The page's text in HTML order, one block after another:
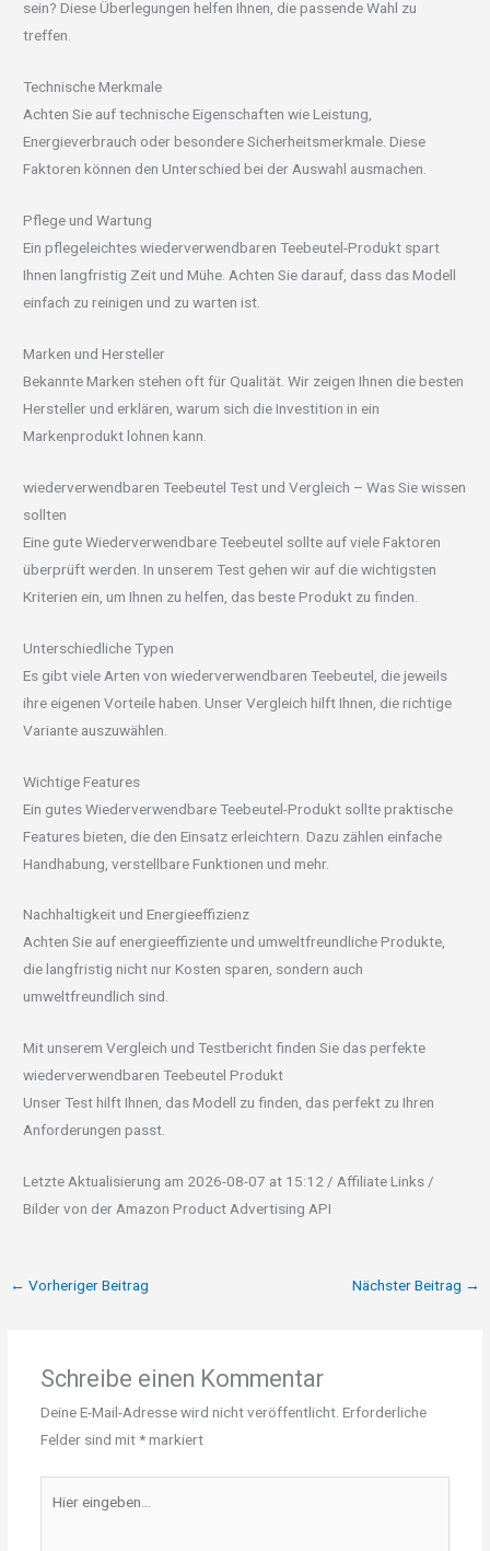
sein? Diese Überlegungen helfen Ihnen, die passende Wahl zu
treffen.
Technische Merkmale
Achten Sie auf technische Eigenschaften wie Leistung,
Energieverbrauch oder besondere Sicherheitsmerkmale. Diese
Faktoren können den Unterschied bei der Auswahl ausmachen.
Pflege und Wartung
Ein pflegeleichtes wiederverwendbaren Teebeutel-Produkt spart
Ihnen langfristig Zeit und Mühe. Achten Sie darauf, dass das Modell
einfach zu reinigen und zu warten ist.
Marken und Hersteller
Bekannte Marken stehen oft für Qualität. Wir zeigen Ihnen die besten
Hersteller und erklären, warum sich die Investition in ein
Markenprodukt lohnen kann.
wiederverwendbaren Teebeutel Test und Vergleich – Was Sie wissen
sollten
Eine gute Wiederverwendbare Teebeutel sollte auf viele Faktoren
überprüft werden. In unserem Test gehen wir auf die wichtigsten
Kriterien ein, um Ihnen zu helfen, das beste Produkt zu finden.
Unterschiedliche Typen
Es gibt viele Arten von wiederverwendbaren Teebeutel, die jeweils
ihre eigenen Vorteile haben. Unser Vergleich hilft Ihnen, die richtige
Variante auszuwählen.
Wichtige Features
Ein gutes Wiederverwendbare Teebeutel-Produkt sollte praktische
Features bieten, die den Einsatz erleichtern. Dazu zählen einfache
Handhabung, verstellbare Funktionen und mehr.
Nachhaltigkeit und Energieeffizienz
Achten Sie auf energieeffiziente und umweltfreundliche Produkte,
die langfristig nicht nur Kosten sparen, sondern auch
umweltfreundlich sind.
Mit unserem Vergleich und Testbericht finden Sie das perfekte
wiederverwendbaren Teebeutel Produkt
Unser Test hilft Ihnen, das Modell zu finden, das perfekt zu Ihren
Anforderungen passt.
Letzte Aktualisierung am 2026-08-07 at 15:12 / Affiliate Links /
Bilder von der Amazon Product Advertising API
← Vorheriger Beitrag Nächster Beitrag →
Schreibe einen Kommentar
Deine E-Mail-Adresse wird nicht veröffentlicht. Erforderliche
Felder sind mit*markiert
eingeben…